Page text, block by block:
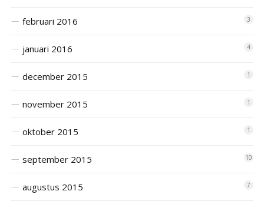
februari 2016 3
januari 2016 4
december 2015 1
november 2015 1
oktober 2015 1
september 2015 10
augustus 2015 7